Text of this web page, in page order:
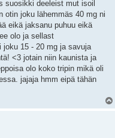
suosikki deeleist mut isoil
otin joku lähemmäs 40 mg ni
eikä jaksanu puhuu eikä
olo ja sellast
15 - 20 mg ja savuja
<3 jotain niin kaunista ja
olo koko tripin mikä oli
jajaja hmm eipä tähän